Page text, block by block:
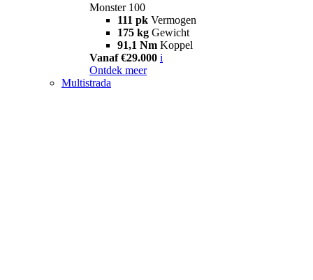
Monster 100
111 pk Vermogen
175 kg Gewicht
91,1 Nm Koppel
Vanaf €29.000 i
Ontdek meer
Multistrada